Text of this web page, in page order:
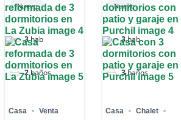
Nuevo
3hab
2baños
Casa Venta
Nuevo
3hab
3baños
Casa Chalet